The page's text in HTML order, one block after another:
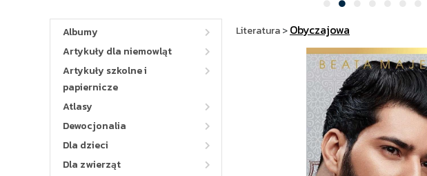
Albumy
Artykuły dla niemowląt
Artykuły szkolne i
papiernicze
Atlasy
Dewocjonalia
Dla dzieci
Dla zwierząt
Literatura>Obyczajowa